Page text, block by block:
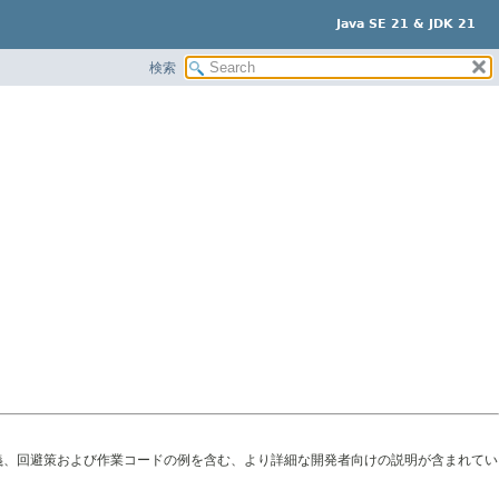
Java SE 21 & JDK 21
検索
回避策および作業コードの例を含む、より詳細な開発者向けの説明が含まれてい